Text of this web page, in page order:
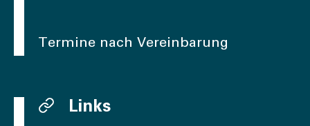
Termine nach Vereinbarung
Links